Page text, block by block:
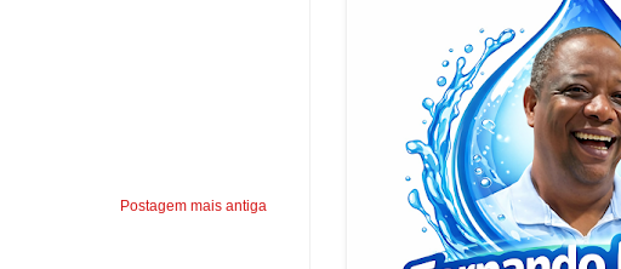
Postagem mais antiga